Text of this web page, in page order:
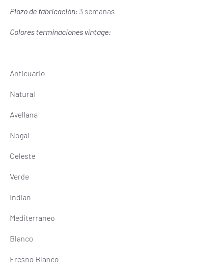
Plazo de fabricación: 3 semanas
Colores terminaciones vintage:
Anticuario
Natural
Avellana
Nogal
Celeste
Verde
Indian
Mediterraneo
Blanco
Fresno Blanco